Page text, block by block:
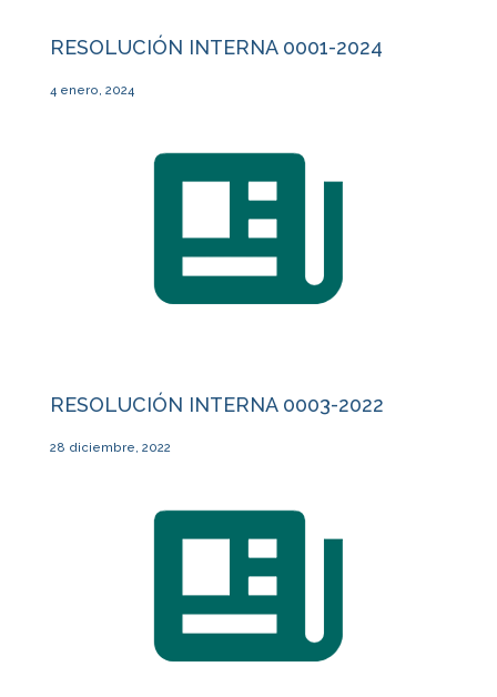
RESOLUCIÓN INTERNA 0001-2024
4 enero, 2024
RESOLUCIÓN INTERNA 0003-2022
28 diciembre, 2022